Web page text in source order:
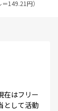
149.21円）
在はフリー
として活動